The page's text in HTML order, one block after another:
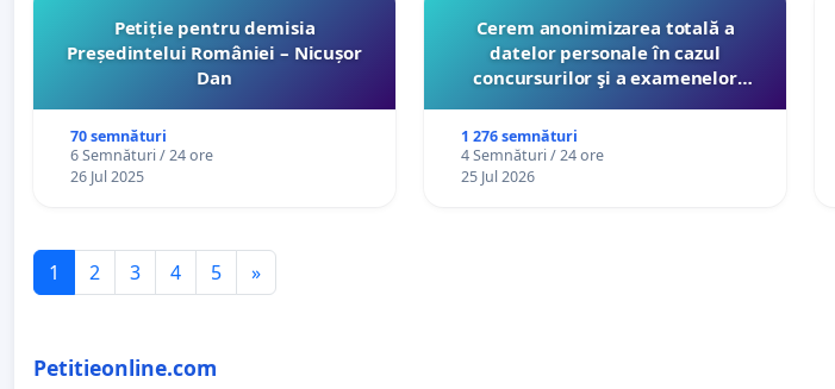
Petiție pentru demisia
Președintelui României – Nicușor
Dan
70 semnături
6 Semnături / 24 ore
26 Jul 2025
Cerem anonimizarea totală a
datelor personale în cazul
concursurilor şi a examenelor
către Ministerul Educaţiei
1 276 semnături
4 Semnături / 24 ore
25 Jul 2026
1 2 3 4 5 »
Petitieonline.com